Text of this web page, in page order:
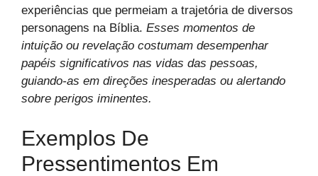
experiências que permeiam a trajetória de diversos
personagens na Bíblia. Esses momentos de
intuição ou revelação costumam desempenhar
papéis significativos nas vidas das pessoas,
guiando-as em direções inesperadas ou alertando
sobre perigos iminentes.
Exemplos De
Pressentimentos Em